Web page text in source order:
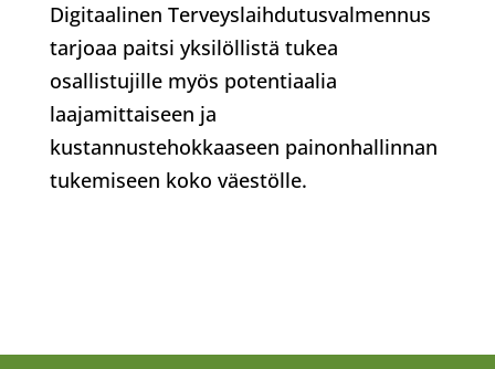
Digitaalinen Terveyslaihdutusvalmennus
tarjoaa paitsi yksilöllistä tukea
osallistujille myös potentiaalia
laajamittaiseen ja
kustannustehokkaaseen painonhallinnan
tukemiseen koko väestölle.